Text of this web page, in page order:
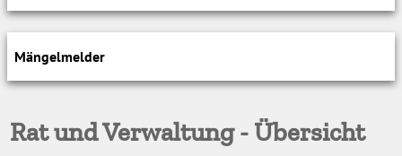
Mängelmelder
Rat und Verwaltung - Übersicht